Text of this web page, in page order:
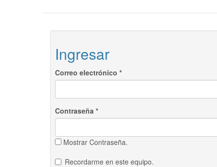
Ingresar
Correo electrónico *
Contraseña *
Mostrar Contraseña.
Recordarme en este equipo.